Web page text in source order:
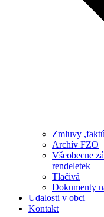
Zmluvy
Archív FZO
Všeobecne
rendeletek
Tlačivá
Dokumenty
Udalosti v obci
Kontakt